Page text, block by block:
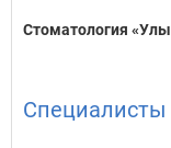
Стоматология
Специалисты